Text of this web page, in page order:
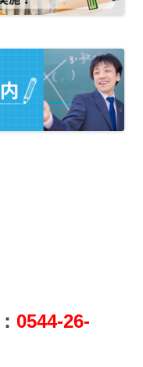
0544-26-